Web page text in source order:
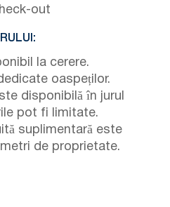
out
la cerere.
oaspeților.
disponibilă în jurul
pot fi limitate.
suplimentară este
de proprietate.